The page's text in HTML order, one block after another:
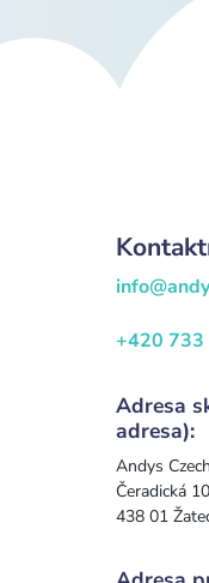
+420
Adresa
adresa):
Andys
Čeradická
438 01